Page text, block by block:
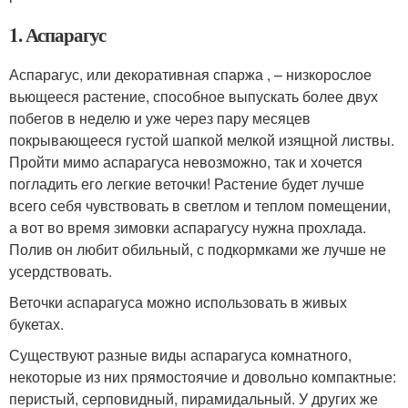
1. Аспарагус
Аспарагус, или декоративная спаржа , – низкорослое
вьющееся растение, способное выпускать более двух
побегов в неделю и уже через пару месяцев
покрывающееся густой шапкой мелкой изящной листвы.
Пройти мимо аспарагуса невозможно, так и хочется
погладить его легкие веточки! Растение будет лучше
всего себя чувствовать в светлом и теплом помещении,
а вот во время зимовки аспарагусу нужна прохлада.
Полив он любит обильный, с подкормками же лучше не
усердствовать.
Веточки аспарагуса можно использовать в живых
букетах.
Существуют разные виды аспарагуса комнатного,
некоторые из них прямостоячие и довольно компактные:
перистый, серповидный, пирамидальный. У других же